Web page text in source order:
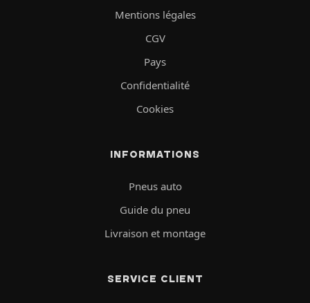
Mentions légales
CGV
Pays
Confidentialité
Cookies
INFORMATIONS
Pneus auto
Guide du pneu
Livraison et montage
SERVICE CLIENT